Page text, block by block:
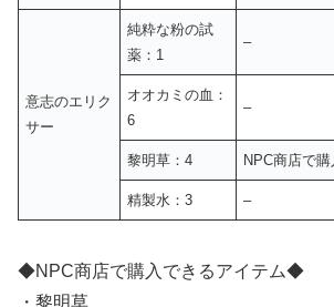
意志のエリク
サー
純粋な粉の試
薬：1
–
オオカミの血：
6
–
黎明草：4 NPC商店で
精製水：3 –
◆NPC商店で購入できるアイテム◆
・黎明草